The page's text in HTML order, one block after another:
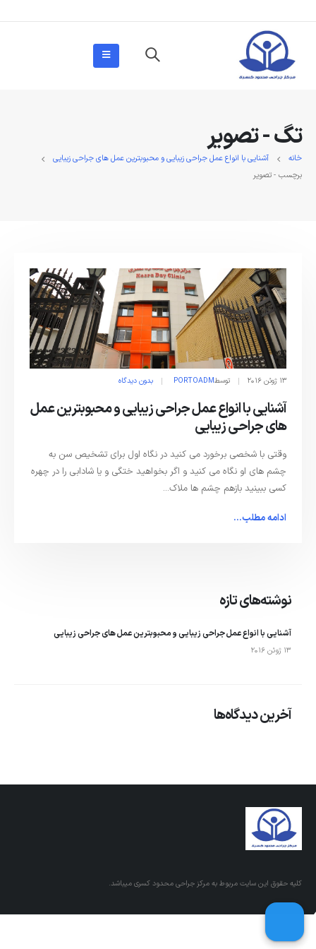
تگ - تصویر
خانه
آشنایی با انواع عمل جراحی زیبایی و محبوبترین عمل های جراحی زیبایی
برچسب -تصویر
13 ژوئن 2016 توسطPORTOADM بدون دیدگاه
آشنایی با انواع عمل جراحی زیبایی و محبوبترین عمل
های جراحی زیبایی
وقتی با شخصی برخورد می کنید در نگاه اول برای تشخیص سن به
چشم های او نگاه می کنید و اگر بخواهید ختگی و یا شادابی را در چهره
کسی ببینید بازهم چشم ها ملاک...
ادامه مطلب...
نوشته‌های تازه
آشنایی با انواع عمل جراحی زیبایی و محبوبترین عمل های جراحی زیبایی
13 ژوئن 2016
آخرین دیدگاه‌ها
کلیه حقوق این سایت مربوط به مرکز جراحی محدود کسری میباشد.